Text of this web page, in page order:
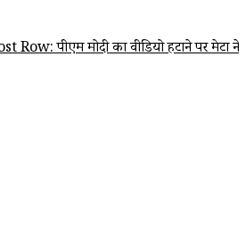
मोदी का वीडियो हटाने पर मेटा ने मांगी